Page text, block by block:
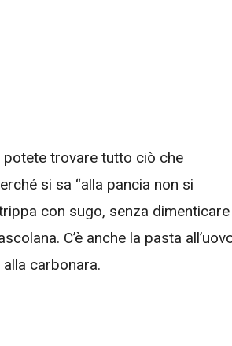
potete trovare tutto ciò che
si sa “alla pancia non si
con sugo, senza dimenticare
C’è anche la pasta
carbonara.